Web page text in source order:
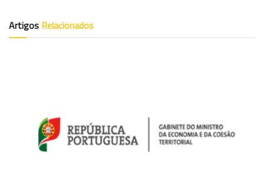
Artigos Relacionados